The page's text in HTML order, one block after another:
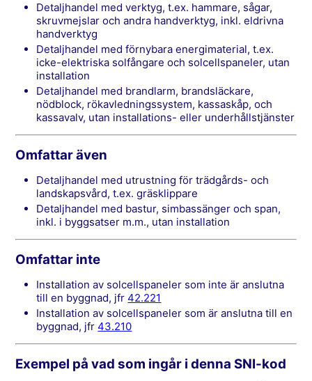
detaljhandel med verktyg, t.ex. hammare, sågar,
skruvmejslar och andra handverktyg, inkl. eldrivna
handverktyg
detaljhandel med förnybara energimaterial, t.ex.
icke-elektriska solfångare och solcellspaneler, utan
installation
detaljhandel med brandlarm, brandsläckare,
nödblock, rökavledningssystem, kassaskåp, och
kassavalv, utan installations- eller underhållstjänster
Omfattar även
detaljhandel med utrustning för trädgårds- och
landskapsvård, t.ex. gräsklippare
detaljhandel med bastur, simbassänger och span,
inkl. i byggsatser m.m., utan installation
Omfattar inte
installation av solcellspaneler som inte är anslutna
till en byggnad, jfr42.221
installation av solcellspaneler som är anslutna till en
byggnad, jfr43.210
Exempel på vad som ingår i denna SNI-kod